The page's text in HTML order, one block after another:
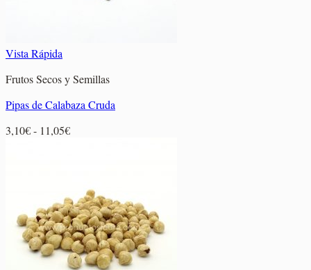
Vista Rápida
Frutos Secos y Semillas
Pipas de Calabaza Cruda
3,10€- 11,05€Rango
3,10€
hasta
11,05€